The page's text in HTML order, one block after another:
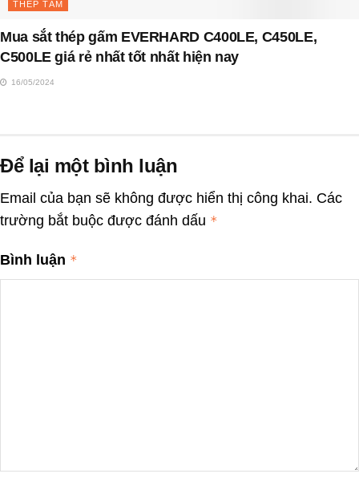
THÉP TẤM
Mua sắt thép gấm EVERHARD C400LE, C450LE,
C500LE giá rẻ nhất tốt nhất hiện nay
16/05/2024
Để lại một bình luận
Email của bạn sẽ không được hiển thị công khai. Các
trường bắt buộc được đánh dấu *
Bình luận *